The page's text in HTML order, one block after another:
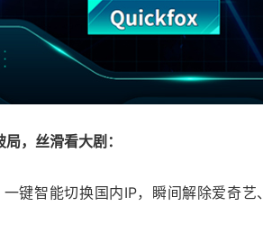
，丝滑看大剧：
一键智能切换国内IP，瞬间解除爱奇